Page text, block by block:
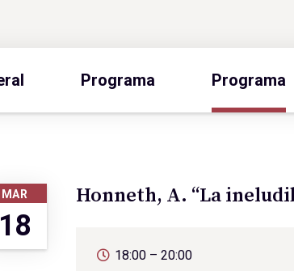
Programa Programa
MAR
18
Honneth, A. “La
18:00 – 20:00